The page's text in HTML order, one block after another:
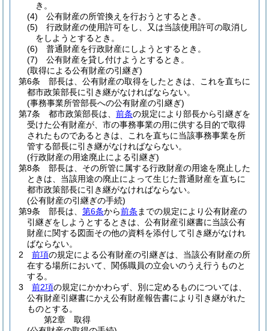
き。
(4)
公有財産の所管換えを行おうとするとき。
(5)
行政財産の使用許可をし、又は当該使用許可の取消し
をしようとするとき。
(6)
普通財産を行政財産にしようとするとき。
(7)
公有財産を貸し付けようとするとき。
(取得による公有財産の引継ぎ)
第6条
部長は、公有財産の取得をしたときは、これを直ちに
都市政策部長に引き継がなければならない。
(事務事業所管部長への公有財産の引継ぎ)
第7条
都市政策部長は、 前条の規定により部長から引継ぎを
受けた公有財産が、市の事務事業の用に供する目的で取得
されたものであるときは、これを直ちに当該事務事業を所
管する部長に引き継がなければならない。
(行政財産の用途廃止による引継ぎ)
第8条
部長は、その所管に属する行政財産の用途を廃止した
ときは、当該用途の廃止によって生じた普通財産を直ちに
都市政策部長に引き継がなければならない。
(公有財産の引継ぎの手続)
第9条
部長は、 第6条から前条 までの規定により公有財産の
引継ぎをしようとするときは、公有財産引継書に当該公有
財産に関する図面その他の資料を添付して引き継がなけれ
ばならない。
2
前項の規定による公有財産の引継ぎは、当該公有財産の所
在する場所において、関係職員の立会いのうえ行うものと
する。
3
前2項の規定にかかわらず、別に定めるものについては、
公有財産引継書にかえ公有財産報告書により引き継がれた
ものとする。
第2章
取得